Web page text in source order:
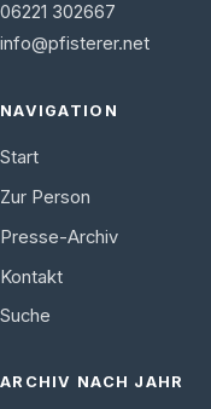
06221 302667
info@pfisterer.net
NAVIGATION
Start
Zur Person
Presse-Archiv
Kontakt
Suche
ARCHIV NACH JAHR